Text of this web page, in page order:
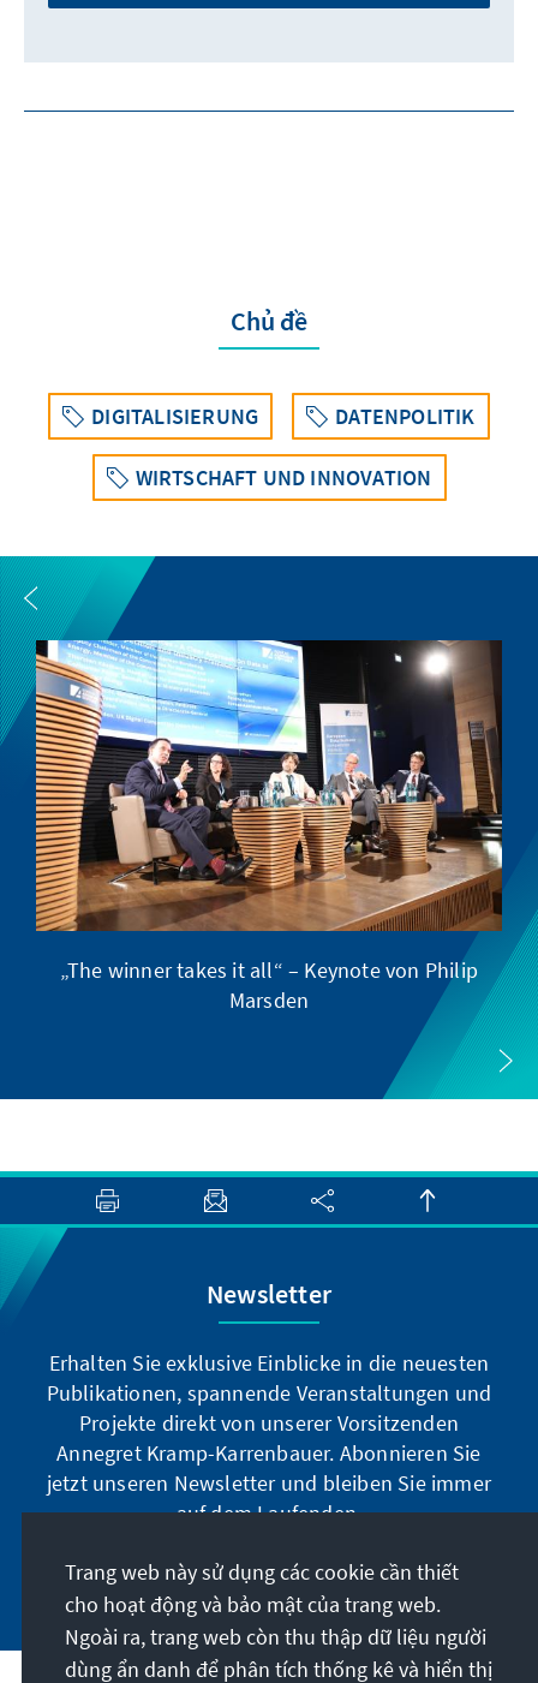
Chủ đề
DIGITALISIERUNG DATENPOLITIK
WIRTSCHAFT UND INNOVATION
„The winner takes it all“ – Keynote von Philip
Marsden
Newsletter
Erhalten Sie exklusive Einblicke in die neuesten
Publikationen, spannende Veranstaltungen und
Projekte direkt von unserer Vorsitzenden
Annegret Kramp-Karrenbauer. Abonnieren Sie
jetzt unseren Newsletter und bleiben Sie immer
auf dem Laufenden.
Jetzt abonnieren
Trang web này sử dụng các cookie cần thiết
cho hoạt động và bảo mật của trang web.
Ngoài ra, trang web còn thu thập dữ liệu người
dùng ẩn danh để phân tích thống kê và hiển thị